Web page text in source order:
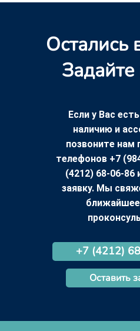
Остались
Если у Вас
наличию и
позвоните нам
телефонов +7
(4212) 68-06-86
заявку. Мы
+7 (4212)
Оставить